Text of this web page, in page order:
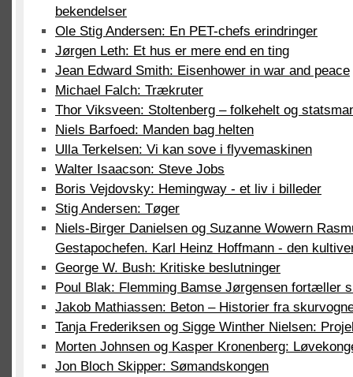
bekendelser
Ole Stig Andersen: En PET-chefs erindringer
Jørgen Leth: Et hus er mere end en ting
Jean Edward Smith: Eisenhower in war and peace
Michael Falch: Trækruter
Thor Viksveen: Stoltenberg – folkehelt og
Niels Barfoed: Manden bag helten
Ulla Terkelsen: Vi kan sove i flyvemaskinen
Walter Isaacson: Steve Jobs
Boris Vejdovsky: Hemingway - et liv i billeder
Stig Andersen: Tøger
Niels-Birger Danielsen og Suzanne Wowern
Gestapochefen. Karl Heinz Hoffmann - den
George W. Bush: Kritiske beslutninger
Poul Blak: Flemming Bamse Jørgensen fortæller
Jakob Mathiassen: Beton – Historier fra
Tanja Frederiksen og Sigge Winther Nielsen:
Morten Johnsen og Kasper Kronenberg:
Jon Bloch Skipper: Sømandskongen